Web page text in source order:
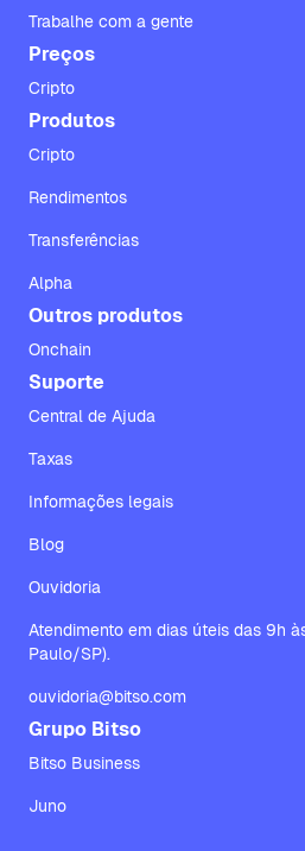
Trabalhe com a gente
Preços
Cripto
Produtos
Cripto
Rendimentos
Transferências
Alpha
Outros produtos
Onchain
Suporte
Central de Ajuda
Taxas
Informações legais
Blog
Ouvidoria
Atendimento em dias úteis das 9h
Paulo/SP).
ouvidoria@bitso.com
Grupo Bitso
Bitso Business
Juno